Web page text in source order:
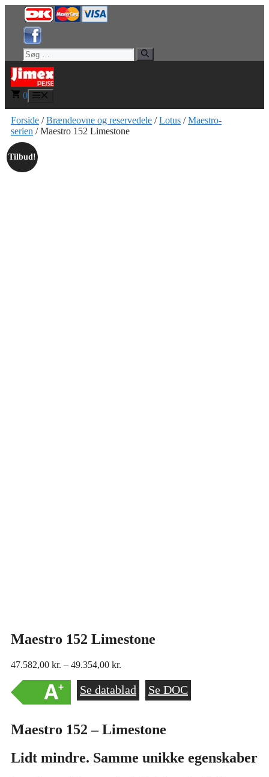
indhold
Søg
efter:
0
Forside /Brændeovne og reservedele /Lotus /Maestro-
serien / Maestro 152 Limestone
Tilbud!
Maestro 152 Limestone
47.582,00 kr. – 49.354,00 kr.
til
49.354,00 kr.
Se datablad Se DOC
Maestro 152 – Limestone
Lidt mindre. Samme unikke egenskaber